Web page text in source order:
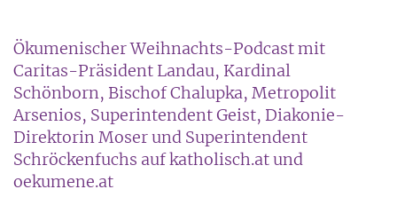
Ökumenischer Weihnachts-Podcast mit
Caritas-Präsident Landau, Kardinal
Schönborn, Bischof Chalupka, Metropolit
Arsenios, Superintendent Geist, Diakonie-
Direktorin Moser und Superintendent
Schröckenfuchs auf katholisch.at und
oekumene.at